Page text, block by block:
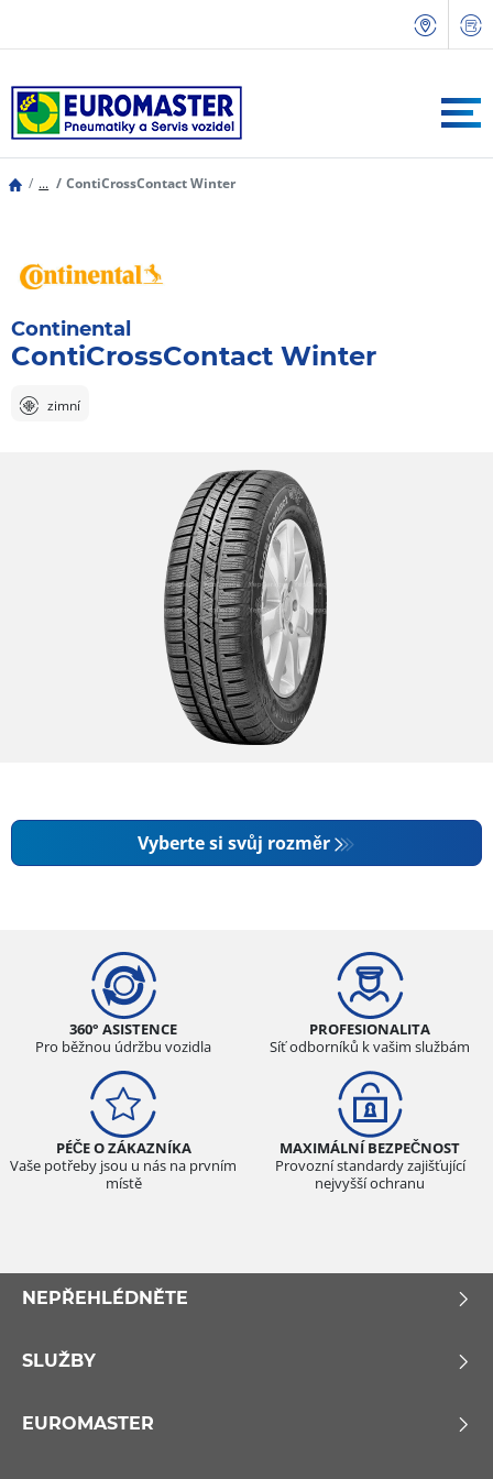
... ContiCrossContact Winter
Continental
ContiCrossContact Winter
zimní
Vyberte si svůj rozměr
360° ASISTENCE
Pro běžnou údržbu vozidla
PROFESIONALITA
Síť odborníků k vašim službám
PÉČE O ZÁKAZNÍKA
Vaše potřeby jsou u nás na prvním
místě
MAXIMÁLNÍ BEZPEČNOST
Provozní standardy zajišťující
nejvyšší ochranu
NEPŘEHLÉDNĚTE
SLUŽBY
EUROMASTER